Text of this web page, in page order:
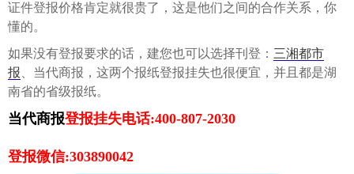
证件登报价格肯定就很贵了，这是他们之间的合作关系，你
懂的。
如果没有登报要求的话，建您也可以选择刊登： 三湘都市
报 、当代商报，这两个报纸登报挂失也很便宜，并且都是湖
南省的省级报纸。
当代商报登报挂失电话:400-807-2030
登报微信:303890042